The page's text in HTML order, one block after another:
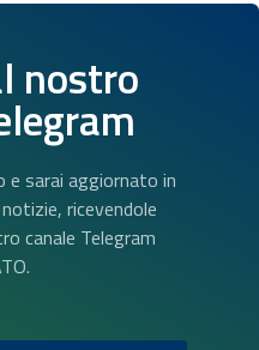
nostro
e sarai aggiornato in
ricevendole
canale Telegram